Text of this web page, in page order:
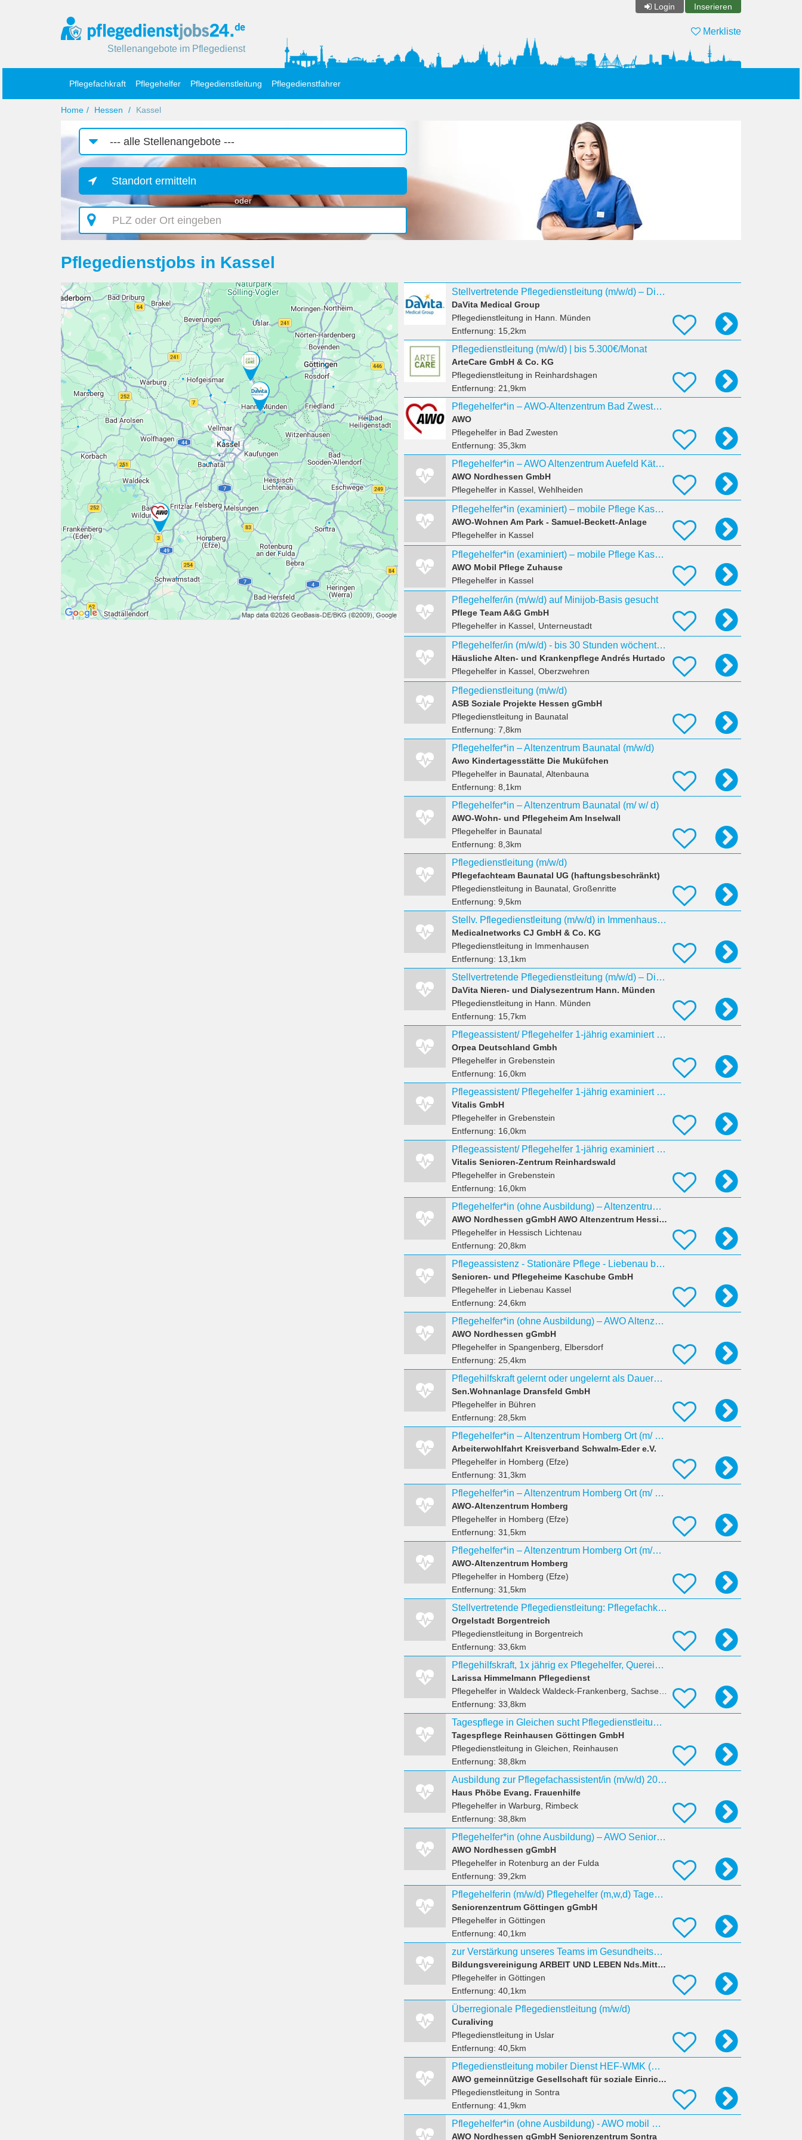
Login Inserieren
Stellenangebote im Pflegedienst
Merkliste
Pflegefachkraft Pflegehelfer Pflegedienstleitung Pflegedienstfahrer
Home Hessen Kassel
Job-
Kategorie
Standort ermitteln
oder
PLZ
oder
Ort
Pflegedienstjobs in Kassel
Stellvertretende Pflegedienstleitung (m/w/d) – Dialyse
DaVita Medical Group
Pflegedienstleitung in Hann. Münden
Entfernung: 15,2km
Pflegedienstleitung (m/w/d) | bis 5.300€/Monat
ArteCare GmbH & Co. KG
Pflegedienstleitung in Reinhardshagen
Entfernung: 21,9km
Pflegehelfer*in – AWO-Altenzentrum Bad Zwesten (m/w/d)
AWO
Pflegehelferin Bad Zwesten
Entfernung: 35,3km
Pflegehelfer*in – AWO Altenzentrum Auefeld Käthe-Richter-Haus (m/w/d)
AWO Nordhessen GmbH
Pflegehelferin Kassel, Wehlheiden
Pflegehelfer*in (examiniert) – mobile Pflege Kassel (m/w/d)
AWO-Wohnen Am Park - Samuel-Beckett-Anlage
Pflegehelferin Kassel
Pflegehelfer*in (examiniert) – mobile Pflege Kassel (m/ w/ d)
AWO Mobil Pflege Zuhause
Pflegehelferin Kassel
Pflegehelfer/in (m/w/d) auf Minijob-Basis gesucht
Pflege Team A&G GmbH
Pflegehelferin Kassel, Unterneustadt
Pflegehelfer/in (m/w/d) - bis 30 Stunden wöchentlich
Häusliche Alten- und Krankenpflege Andrés Hurtado
Pflegehelferin Kassel, Oberzwehren
Pflegedienstleitung (m/w/d)
ASB Soziale Projekte Hessen gGmbH
Pflegedienstleitung in Baunatal
Entfernung: 7,8km
Pflegehelfer*in – Altenzentrum Baunatal (m/w/d)
Awo Kindertagesstätte Die Muküfchen
Pflegehelferin Baunatal, Altenbauna
Entfernung: 8,1km
Pflegehelfer*in – Altenzentrum Baunatal (m/ w/ d)
AWO-Wohn- und Pflegeheim Am Inselwall
Pflegehelferin Baunatal
Entfernung: 8,3km
Pflegedienstleitung (m/w/d)
Pflegefachteam Baunatal UG (haftungsbeschränkt)
Pflegedienstleitung in Baunatal, Großenritte
Entfernung: 9,5km
Stellv. Pflegedienstleitung (m/w/d) in Immenhausen gesucht
Medicalnetworks CJ GmbH & Co. KG
Pflegedienstleitung in Immenhausen
Entfernung: 13,1km
Stellvertretende Pflegedienstleitung (m/w/d) – Dialyse
DaVita Nieren- und Dialysezentrum Hann. Münden
Pflegedienstleitung in Hann. Münden
Entfernung: 15,7km
Pflegeassistent/ Pflegehelfer 1-jährig examiniert (m/w/d) Senioren-Zentrum Reinhardswald
Orpea Deutschland Gmbh
Pflegehelferin Grebenstein
Entfernung: 16,0km
Pflegeassistent/ Pflegehelfer 1-jährig examiniert für den Nachtdienst (m/w/d) Senioren-Zentrum
Vitalis GmbH
Pflegehelferin Grebenstein
Entfernung: 16,0km
Pflegeassistent/ Pflegehelfer 1-jährig examiniert für den Nachtdienst (m/w/d) Senioren-Zentrum
Vitalis Senioren-Zentrum Reinhardswald
Pflegehelferin Grebenstein
Entfernung: 16,0km
Pflegehelfer*in (ohne Ausbildung) – Altenzentrum Hessisch Lichtenau (m/ w/ d)
AWO Nordhessen gGmbH AWO Altenzentrum Hessisch-Lichtenau
Pflegehelferin Hessisch Lichtenau
Entfernung: 20,8km
Pflegeassistenz - Stationäre Pflege - Liebenau bei Nienburg (m/w/d)
Senioren- und Pflegeheime Kaschube GmbH
Pflegehelferin Liebenau Kassel
Entfernung: 24,6km
Pflegehelfer*in (ohne Ausbildung) – AWO Altenzentrum Spangenberg (m/w/d)
AWO Nordhessen gGmbH
Pflegehelferin Spangenberg, Elbersdorf
Entfernung: 25,4km
Pflegehilfskraft gelernt oder ungelernt als Dauernachtwache (m/w/d/)
Sen.Wohnanlage Dransfeld GmbH
Pflegehelferin Bühren
Entfernung: 28,5km
Pflegehelfer*in – Altenzentrum Homberg Ort (m/ w/ d)
Arbeiterwohlfahrt Kreisverband Schwalm-Eder e.V.
Pflegehelferin Homberg (Efze)
Entfernung: 31,3km
Pflegehelfer*in – Altenzentrum Homberg Ort (m/ w/ d)
AWO-Altenzentrum Homberg
Pflegehelferin Homberg (Efze)
Entfernung: 31,5km
Pflegehelfer*in – Altenzentrum Homberg Ort (m/w/d)
AWO-Altenzentrum Homberg
Pflegehelferin Homberg (Efze)
Entfernung: 31,5km
Stellvertretende Pflegedienstleitung: Pflegefachkraft (m/w/d)
Orgelstadt Borgentreich
Pflegedienstleitung in Borgentreich
Entfernung: 33,6km
Pflegehilfskraft, 1x jährig ex Pflegehelfer, Quereinsteiger
Larissa Himmelmann Pflegedienst
Pflegehelferin Waldeck Waldeck-Frankenberg, Sachsenhausen
Entfernung: 33,8km
Tagespflege in Gleichen sucht Pflegedienstleitung auf 20 -25h/W
Tagespflege Reinhausen Göttingen GmbH
Pflegedienstleitung in Gleichen, Reinhausen
Entfernung: 38,8km
Ausbildung zur Pflegefachassistent/in (m/w/d) 2027 - Praktikum möglich -
Haus Phöbe Evang. Frauenhilfe
Pflegehelferin Warburg, Rimbeck
Entfernung: 38,8km
Pflegehelfer*in (ohne Ausbildung) – AWO Seniorenzentrum Rotenburg (m/w/d)
AWO Nordhessen gGmbH
Pflegehelferin Rotenburg an der Fulda
Entfernung: 39,2km
Pflegehelferin (m/w/d) Pflegehelfer (m,w,d) Tagespflege
Seniorenzentrum Göttingen gGmbH
Pflegehelferin Göttingen
Entfernung: 40,1km
zur Verstärkung unseres Teams im Gesundheitswesen eine Leitungskraft
Bildungsvereinigung ARBEIT UND LEBEN Nds.Mitte gGmbH Gst. Lüneburg
Pflegehelferin Göttingen
Entfernung: 40,1km
Überregionale Pflegedienstleitung (m/w/d)
Curaliving
Pflegedienstleitung in Uslar
Entfernung: 40,5km
Pflegedienstleitung mobiler Dienst HEF-WMK (m/ w/ d) Raum Sontra
AWO gemeinnützige Gesellschaft für soziale Einrichtungen und Dienste in Nordhessen mbH
Pflegedienstleitung in Sontra
Entfernung: 41,9km
Pflegehelfer*in (ohne Ausbildung) - AWO mobil HEF-WMK (Raum Sontra) (m/w/d)
AWO Nordhessen gGmbH Seniorenzentrum Sontra